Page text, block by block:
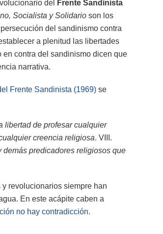
del
Frente Sandinista
Socialista y Solidario son los
del sandinismo contra
a plenitud las libertades
contra del sandinismo dicen que
narrativa.
Frente Sandinista (1969) se
libertad de profesar cualquier
creencia religiosa. VIII.
predicadores religiosos que
revolucionarios siempre han
En este acápite caben a
no hay contradicción.